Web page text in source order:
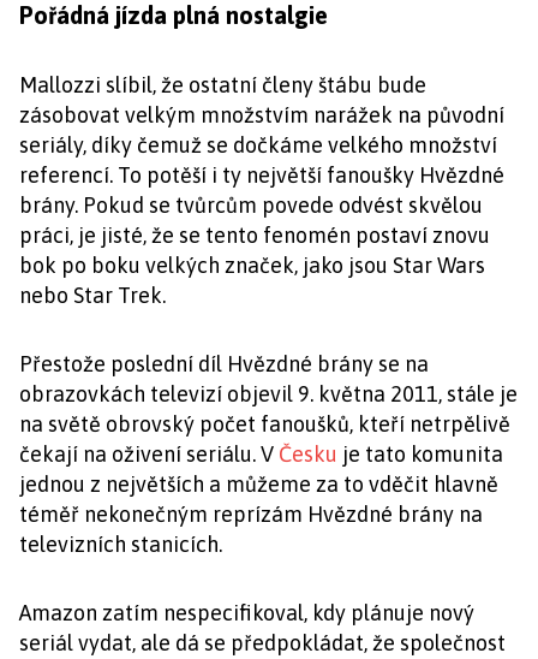
Pořádná jízda plná nostalgie
Mallozzi slíbil, že ostatní členy štábu bude
zásobovat velkým množstvím narážek na původní
seriály, díky čemuž se dočkáme velkého množství
referencí. To potěší i ty největší fanoušky Hvězdné
brány. Pokud se tvůrcům povede odvést skvělou
práci, je jisté, že se tento fenomén postaví znovu
bok po boku velkých značek, jako jsou Star Wars
nebo Star Trek.
Přestože poslední díl Hvězdné brány se na
obrazovkách televizí objevil 9. května 2011, stále je
na světě obrovský počet fanoušků, kteří netrpělivě
čekají na oživení seriálu. V Česku je tato komunita
jednou z největších a můžeme za to vděčit hlavně
téměř nekonečným reprízám Hvězdné brány na
televizních stanicích.
Amazon zatím nespecifikoval, kdy plánuje nový
seriál vydat, ale dá se předpokládat, že společnost